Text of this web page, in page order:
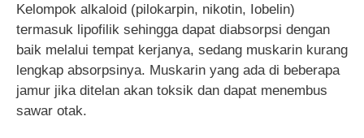
Kelompok alkaloid (pilokarpin, nikotin, Iobelin)
termasuk lipofilik sehingga dapat diabsorpsi dengan
baik melalui tempat kerjanya, sedang muskarin kurang
lengkap absorpsinya. Muskarin yang ada di beberapa
jamur jika ditelan akan toksik dan dapat menembus
sawar otak.